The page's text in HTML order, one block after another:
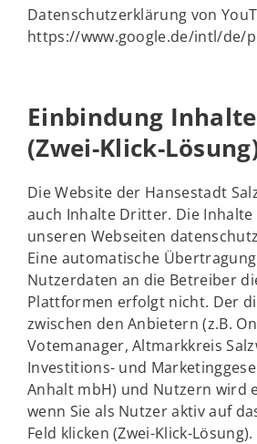
Datenschutzerklärung von
https://www.google.de/intl/de/
Einbindung
(Zwei-Klick-
Die Website der Hansestadt
auch Inhalte Dritter. Die Inhalte
unseren Webseiten
Eine automatische
Nutzerdaten an die Betreiber
Plattformen erfolgt nicht. Der
zwischen den Anbietern (z.B.
Votemanager, Altmarkkreis
Investitions- und
Anhalt mbH) und Nutzern wird
wenn Sie als Nutzer aktiv auf
Feld klicken (Zwei-Klick-Lösung).